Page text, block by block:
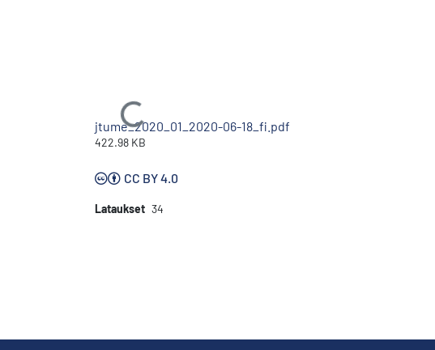
Ladataan...
jtume_2020_01_2020-06-18_fi.pdf
422.98 KB
CC BY 4.0
Lataukset 34